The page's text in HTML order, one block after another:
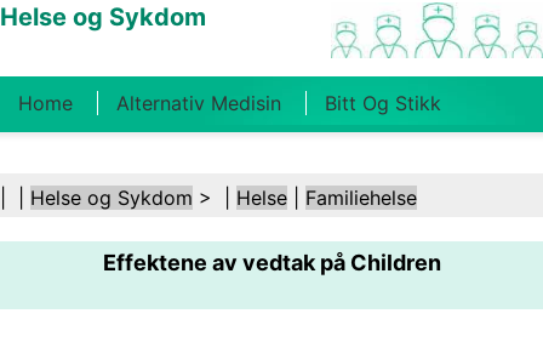
Helse og Sykdom
Home Alternativ Medisin Bitt Og Stikk
Kosthold Og Ernæring Familiehelse
Helsebransjen Psykisk Helse Folkehelse Og
Sikkerhet Kirurgi Og Prosedyrer Helse
Helse og Sykdom > | Helse Familiehelse
Effektene av vedtak på Children